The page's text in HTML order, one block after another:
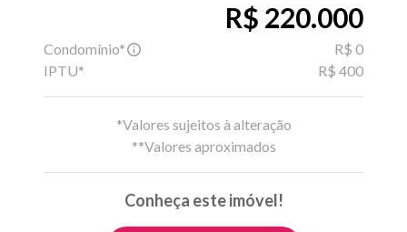
R$ 220.000
Condomínio*
R$ 0
IPTU*
R$ 400
*Valores sujeitos à alteração
**Valores aproximados
Conheça este imóvel!